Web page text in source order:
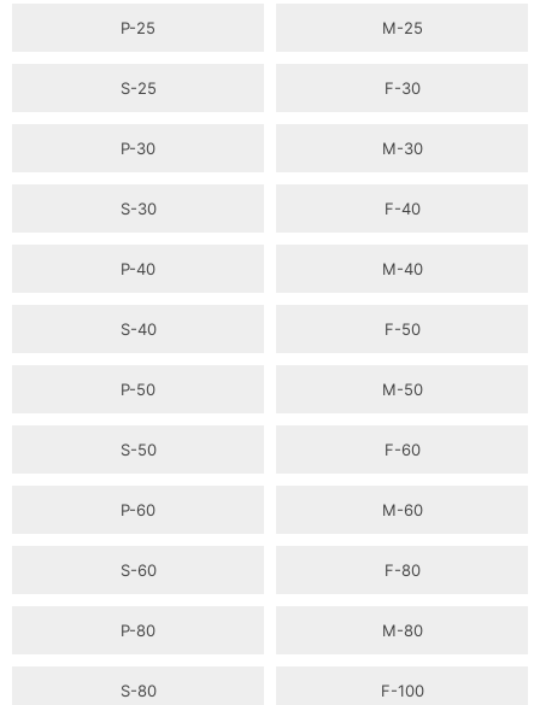
P-25 M-25
S-25 F-30
P-30 M-30
S-30 F-40
P-40 M-40
S-40 F-50
P-50 M-50
S-50 F-60
P-60 M-60
S-60 F-80
P-80 M-80
S-80 F-100